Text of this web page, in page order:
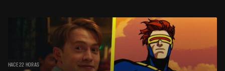
HACE 22 HORAS